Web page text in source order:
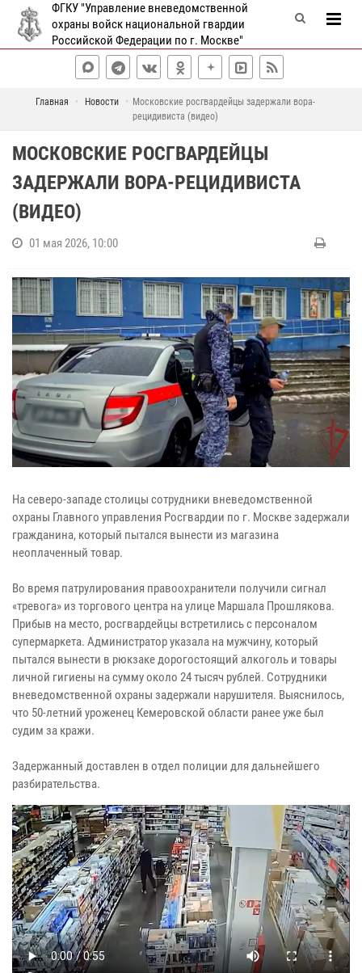
ФГКУ "Управление вневедомственной
охраны войск национальной гвардии
Российской Федерации по г. Москве"
Главная Новости
Московские росгвардейцы задержали вора-
рецидивиста (видео)
МОСКОВСКИЕ РОСГВАРДЕЙЦЫ
ЗАДЕРЖАЛИ ВОРА-РЕЦИДИВИСТА
(ВИДЕО)
01 мая 2026, 10:00
На северо-западе столицы сотрудники вневедомственной
охраны Главного управления Росгвардии по г. Москве задержали
гражданина, который пытался вынести из магазина
неоплаченный товар.
Во время патрулирования правоохранители получили сигнал
«тревога» из торгового центра на улице Маршала Прошлякова.
Прибыв на место, росгвардейцы встретились с персоналом
супермаркета. Администратор указала на мужчину, который
пытался вынести в рюкзаке дорогостоящий алкоголь и товары
личной гигиены на сумму около 24 тысяч рублей. Сотрудники
вневедомственной охраны задержали нарушителя. Выяснилось,
что 50-летний уроженец Кемеровской области ранее уже был
судим за кражи.
Задержанный доставлен в отдел полиции для дальнейшего
разбирательства.